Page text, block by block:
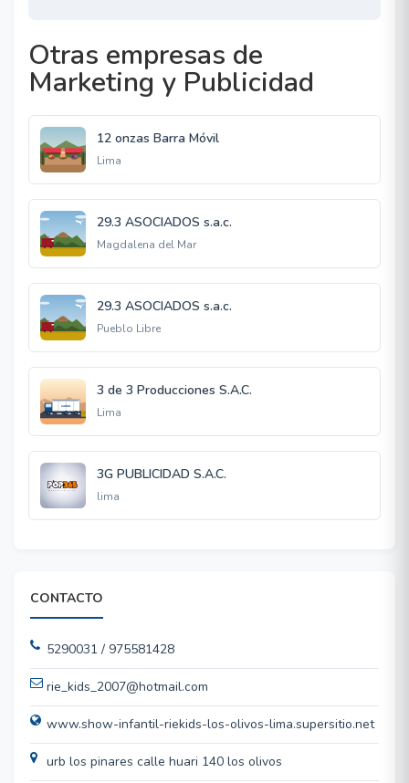
Otras empresas de
Marketing y Publicidad
12 onzas Barra Móvil
Lima
29.3 ASOCIADOS s.a.c.
Magdalena del Mar
29.3 ASOCIADOS s.a.c.
Pueblo Libre
3 de 3 Producciones S.A.C.
Lima
3G PUBLICIDAD S.A.C.
lima
CONTACTO
5290031 / 975581428
rie_kids_2007@hotmail.com
www.show-infantil-riekids-los-olivos-lima.supersitio.net
urb los pinares calle huari 140 los olivos